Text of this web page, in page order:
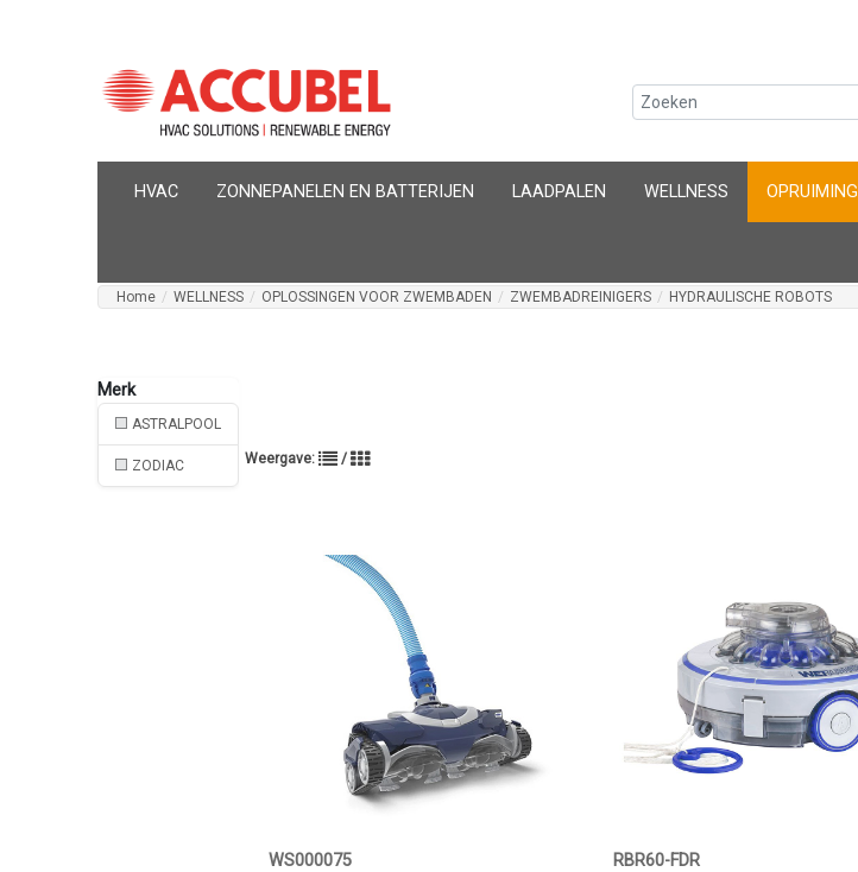
HVAC ZONNEPANELEN EN BATTERIJEN LAADPALEN WELLNESS OPRUIMING
Home / WELLNESS / OPLOSSINGEN VOOR ZWEMBADEN / ZWEMBADREINIGERS / HYDRAULISCHE ROBOTS
ASTRALPOOL
ZODIAC Weergave: /
WS000075 RBR60-FDR